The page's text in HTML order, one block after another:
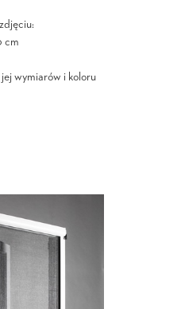
cm
wymiarów i koloru